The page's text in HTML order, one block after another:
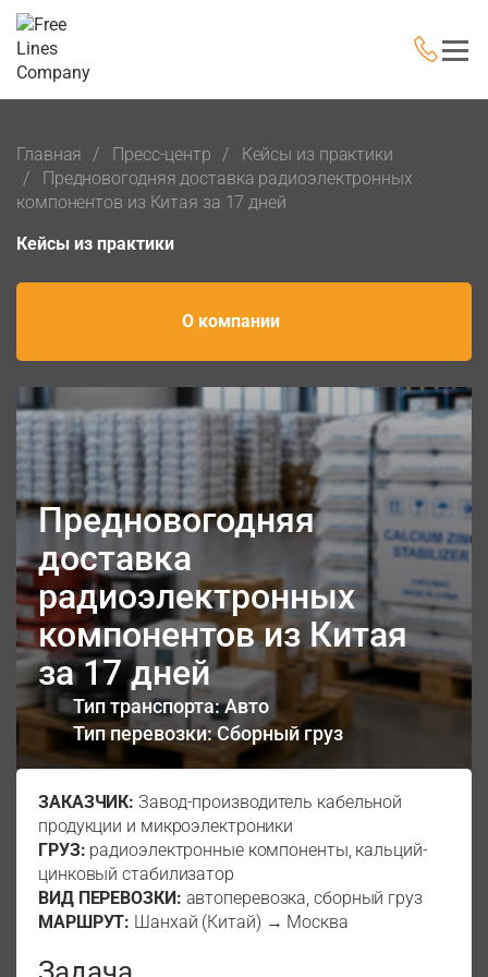
Главная Пресс-центр
Кейсы из практики
Предновогодняя доставка радиоэлектронных
компонентов из Китая за 17 дней
Кейсы из практики
О компании
Предновогодняя
доставка
радиоэлектронных
компонентов из Китая
за 17 дней
Тип транспорта: Авто
Тип перевозки: Сборный груз
ЗАКАЗЧИК: Завод-производитель кабельной
продукции и микроэлектроники
ГРУЗ: радиоэлектронные компоненты, кальций-
цинковый стабилизатор
ВИД ПЕРЕВОЗКИ: автоперевозка, сборный груз
МАРШРУТ: Шанхай (Китай) → Москва